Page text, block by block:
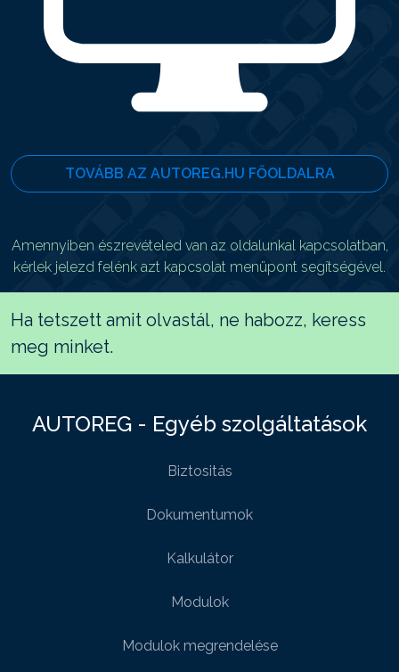
TOVÁBB AZ AUTOREG.HU FŐOLDALRA
Amennyiben észrevételed van az oldalunkal kapcsolatban,
kérlek jelezd felénk azt kapcsolat menüpont segítségével.
Ha tetszett amit olvastál, ne habozz, keress
meg minket.
AUTOREG - Egyéb szolgáltatások
Biztositás
Dokumentumok
Kalkulátor
Modulok
Modulok megrendelése